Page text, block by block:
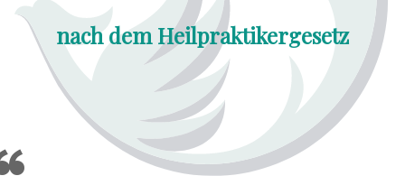
nach dem Heilpraktikergesetz